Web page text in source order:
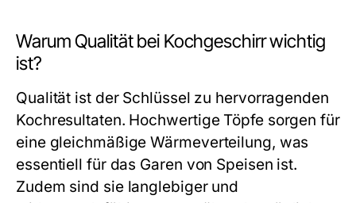
Warum Qualität bei Kochgeschirr wichtig
ist?
Qualität ist der Schlüssel zu hervorragenden
Kochresultaten. Hochwertige Töpfe sorgen für
eine gleichmäßige Wärmeverteilung, was
essentiell für das Garen von Speisen ist.
Zudem sind sie langlebiger und